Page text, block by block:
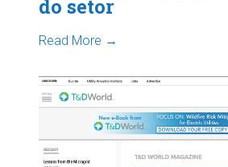
do setor
Read More →